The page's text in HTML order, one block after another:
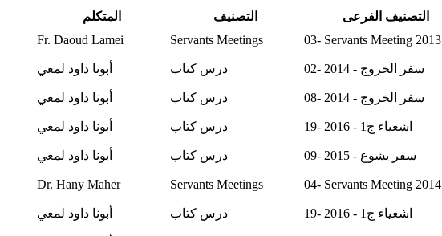
المتكلم التصنيف التصنيف الفرعى
Fr. Daoud Lamei Servants Meetings 03- Servants Meeting 2013
أبونا داود لمعي درس كتاب 02- سفر الخروج - 2014
أبونا داود لمعي درس كتاب 08- سفر الخروج - 2014
أبونا داود لمعي درس كتاب 19- اشعياء ج1 - 2016
أبونا داود لمعي درس كتاب 09- سفر يشوع - 2015
Dr. Hany Maher Servants Meetings 04- Servants Meeting 2014
أبونا داود لمعي درس كتاب 19- اشعياء ج1 - 2016